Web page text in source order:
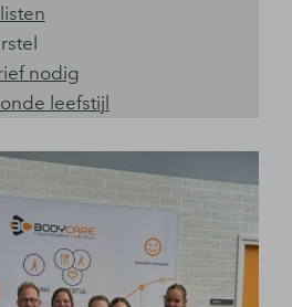
nodig
leefstijl